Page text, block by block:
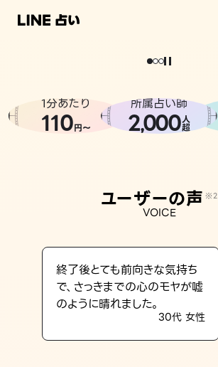
相談事例
LINE占いを開く
どうせなら
。
1分あたり
110円〜
所属占い師
2,000人
超
ユーザーの声 ※2
VOICE
終了後とても前向きな気持ち
で、さっきまでの心のモヤが嘘
のように晴れました。
30代 女性